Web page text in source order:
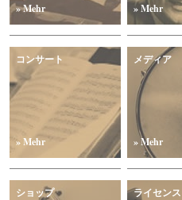
» Mehr » Mehr
コンサート
» Mehr
メディア
» Mehr
ショップ ライセンス